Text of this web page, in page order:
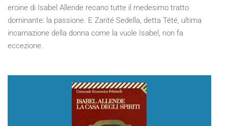
eroine di Isabel Allende recano tutte il medesimo tratto
dominante: la passione. E Zarité Sedella, detta Tété, ultima
incarnazione della donna come la vuole Isabel, non fa
eccezione.